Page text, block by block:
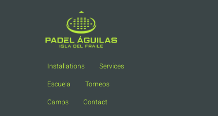
Installations
Services
Escuela
Torneos
Camps
Contact